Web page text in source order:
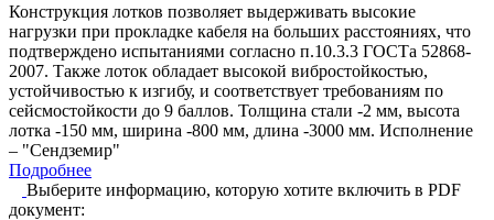
Конструкция лотков позволяет выдерживать высокие
нагрузки при прокладке кабеля на больших расстояниях, что
подтверждено испытаниями согласно п.10.3.3 ГОСТа 52868-
2007. Также лоток обладает высокой вибростойкостью,
устойчивостью к изгибу, и соответствует требованиям по
сейсмостойкости до 9 баллов. Толщина стали -2 мм, высота
лотка -150 мм, ширина -800 мм, длина -3000 мм. Исполнение
– "Сендземир"
Подробнее
Выберите информацию, которую хотите включить в PDF
документ: